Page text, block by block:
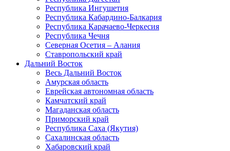
Республика Ингушетия
Республика Кабардино-Балкария
Республика Карачаево-Черкесия
Республика Чечня
Северная Осетия – Алания
Ставропольский край
Дальний Восток
Весь Дальний Восток
Амурская область
Еврейская автономная область
Камчатский край
Магаданская область
Приморский край
Республика Саха (Якутия)
Сахалинская область
Хабаровский край